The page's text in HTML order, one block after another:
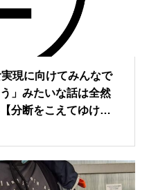
現に向けてみんなで
」みたいな話は全然
【分断をこえてゆけ